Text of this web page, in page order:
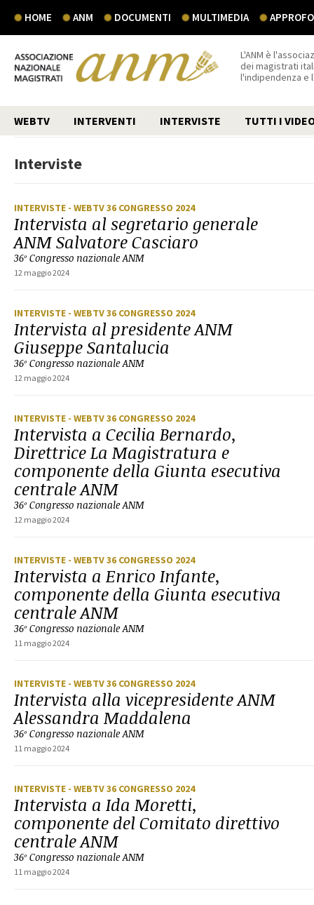
HOME ANM DOCUMENTI MULTIMEDIA
L'ANM è
dei magistrati
l'indipendenza e
WEBTV INTERVENTI INTERVISTE TUTTI I
Interviste
INTERVISTE - WEBTV 36 CONGRESSO 2024
Intervista al segretario generale
ANM Salvatore Casciaro
36º Congresso nazionale ANM
12 maggio 2024
INTERVISTE - WEBTV 36 CONGRESSO 2024
Intervista al presidente ANM
Giuseppe Santalucia
36º Congresso nazionale ANM
12 maggio 2024
INTERVISTE - WEBTV 36 CONGRESSO 2024
Intervista a Cecilia Bernardo,
Direttrice La Magistratura e
componente della Giunta esecutiva
centrale ANM
36º Congresso nazionale ANM
12 maggio 2024
INTERVISTE - WEBTV 36 CONGRESSO 2024
Intervista a Enrico Infante,
componente della Giunta esecutiva
centrale ANM
36º Congresso nazionale ANM
11 maggio 2024
INTERVISTE - WEBTV 36 CONGRESSO 2024
Intervista alla vicepresidente ANM
Alessandra Maddalena
36º Congresso nazionale ANM
11 maggio 2024
INTERVISTE - WEBTV 36 CONGRESSO 2024
Intervista a Ida Moretti,
componente del Comitato direttivo
centrale ANM
36º Congresso nazionale ANM
11 maggio 2024